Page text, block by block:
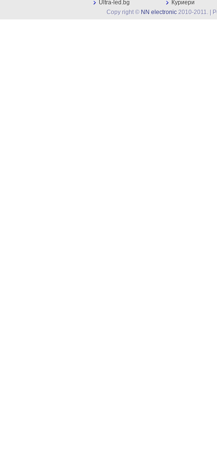
Ultra-led.bg
Куриери
Copy right © NN electronic 2010-2011. |